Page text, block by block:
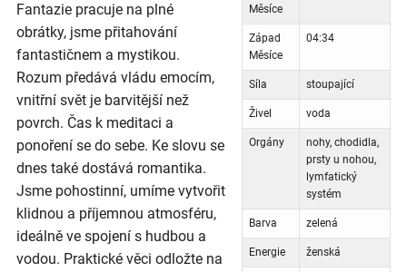
Měsíce
Západ
Měsíce
04:34
Síla stoupající
Živel voda
Orgány
nohy, chodidla,
prsty u nohou,
lymfatický
systém
Barva zelená
Energie ženská
Fantazie pracuje na plné
obrátky, jsme přitahování
fantastičnem a mystikou.
Rozum předává vládu emocím,
vnitřní svět je barvitější než
povrch. Čas k meditaci a
ponoření se do sebe. Ke slovu se
dnes také dostává romantika.
Jsme pohostinní, umíme vytvořit
klidnou a příjemnou atmosféru,
ideálně ve spojení s hudbou a
vodou. Praktické věci odložte na